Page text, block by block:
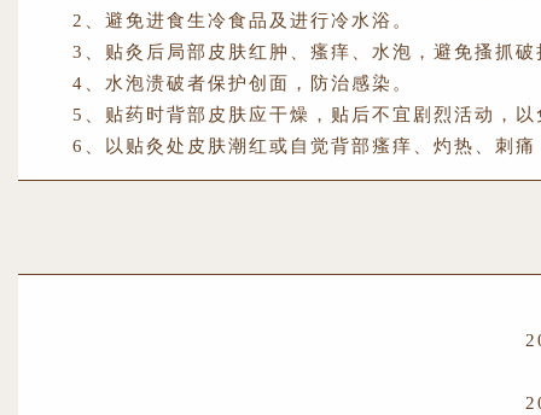
2、避免进食生冷食品及进行冷水浴。
3、贴灸后局部皮肤红肿、瘙痒、水泡，避免搔抓破
4、水泡溃破者保护创面，防治感染。
5、贴药时背部皮肤应干燥，贴后不宜剧烈活动，
6、以贴灸处皮肤潮红或自觉背部瘙痒、灼热、刺